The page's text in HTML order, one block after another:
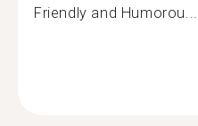
Friendly and Humorou...